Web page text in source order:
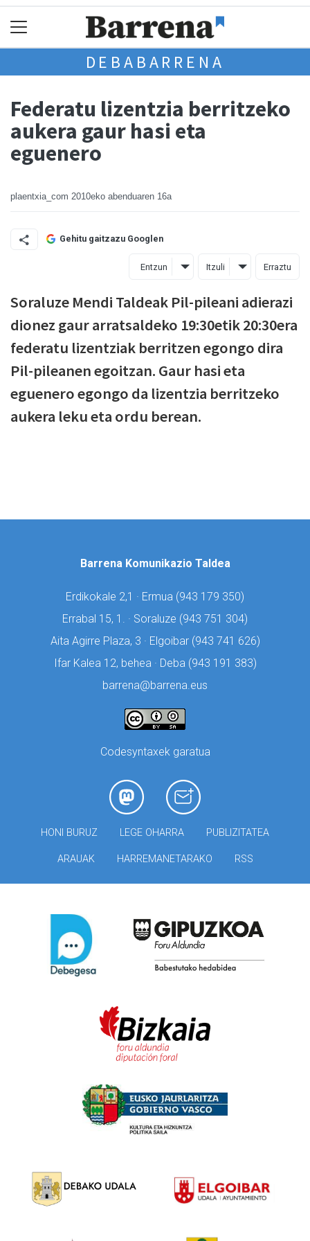
DEBABARRENA
Federatu lizentzia berritzeko
aukera gaur hasi eta
eguenero
plaentxia_com 2010eko abenduaren 16a
Gehitu gaitzazu Googlen
Entzun Itzuli Erraztu
Soraluze Mendi Taldeak Pil-pileani adierazi
dionez gaur arratsaldeko 19:30etik 20:30era
federatu lizentziak berritzen egongo dira
Pil-pileanen egoitzan. Gaur hasi eta
eguenero egongo da lizentzia berritzeko
aukera leku eta ordu berean.
Barrena Komunikazio Taldea
Erdikokale 2,1 · Ermua (943 179 350)
Errabal 15, 1. · Soraluze (943 751 304)
Aita Agirre Plaza, 3 · Elgoibar (943 741 626)
Ifar Kalea 12, behea · Deba (943 191 383)
barrena@barrena.eus
Codesyntaxek garatua
HONI BURUZ LEGE OHARRA PUBLIZITATEA
ARAUAK HARREMANETARAKO RSS